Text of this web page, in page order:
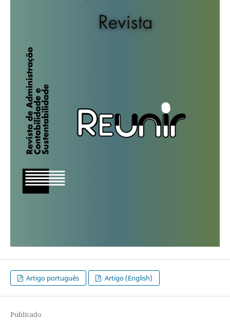
Artigo português Artigo (English)
Publicado